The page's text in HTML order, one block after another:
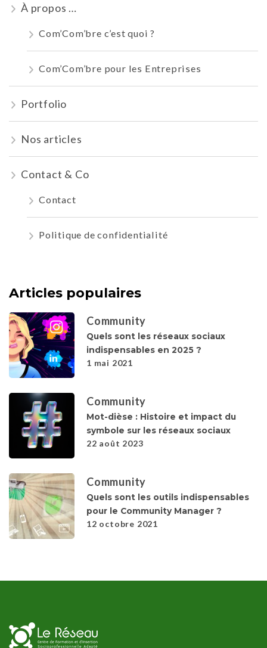
À propos …
Com’Com’bre c’est quoi ?
Com’Com’bre pour les Entreprises
Portfolio
Nos articles
Contact & Co
Contact
Politique de confidentialité
Articles populaires
Community
Quels sont les réseaux sociaux
indispensables en 2025 ?
1 mai 2021
Community
Mot-dièse : Histoire et impact du
symbole sur les réseaux sociaux
22 août 2023
Community
Quels sont les outils indispensables
pour le Community Manager ?
12 octobre 2021